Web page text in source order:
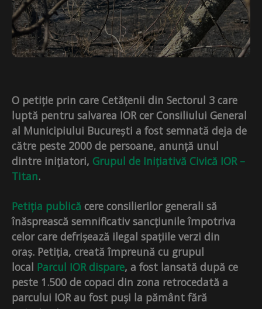
O petiție prin care Cetățenii din Sectorul 3 care
luptă pentru salvarea IOR cer Consiliului General
al Municipiului București a fost semnată deja de
către peste 2000 de persoane, anunță unul
dintre inițiatori, Grupul de Inițiativă Civică IOR –
Titan.
Petiția publică cere consilierilor generali să
înăsprească semnificativ sancțiunile împotriva
celor care defrișează ilegal spațiile verzi din
oraș. Petiția, creată împreună cu grupul
local Parcul IOR dispare, a fost lansată după ce
peste 1.500 de copaci din zona retrocedată a
parcului IOR au fost puși la pământ fără